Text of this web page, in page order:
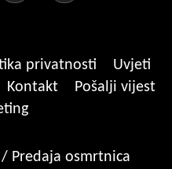
privatnosti
Uvjeti
Kontakt
Pošalji vijest
Predaja osmrtnica